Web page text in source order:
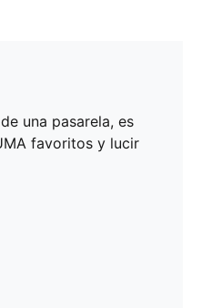
una pasarela, es
favoritos y lucir